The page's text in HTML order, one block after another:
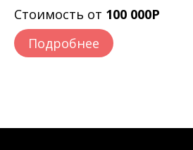
Стоимость от 100 000Р
Подробнее